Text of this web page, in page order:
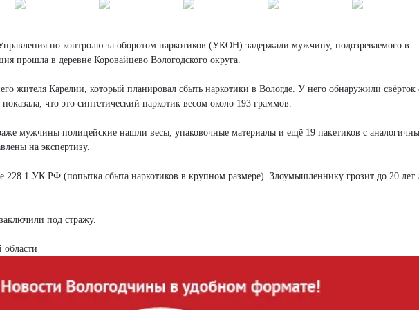
по контролю за оборотом наркотиков (УКОН) задержали мужчину, подозреваемого в
прошла в деревне Коровайцево Вологодского округа.
жителя Карелии, который планировал сбыть наркотики в Вологде. У него обнаружили свёрток
что это синтетический наркотик весом около 193 граммов.
мужчины полицейские нашли весы, упаковочные материалы и ещё 19 пакетиков с
на экспертизу.
228.1 УК РФ (попытка сбыта наркотиков в крупном размере). Злоумышленнику грозит до 20
под стражу.